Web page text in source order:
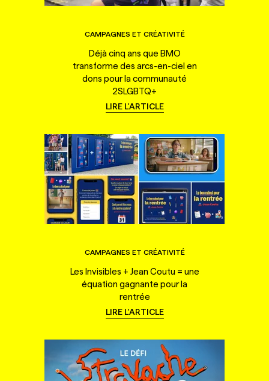
CAMPAGNES ET CRÉATIVITÉ
Déjà cinq ans que BMO
transforme des arcs-en-ciel en
dons pour la communauté
2SLGBTQ+
LIRE L'ARTICLE
CAMPAGNES ET CRÉATIVITÉ
Les Invisibles + Jean Coutu = une
équation gagnante pour la
rentrée
LIRE L'ARTICLE